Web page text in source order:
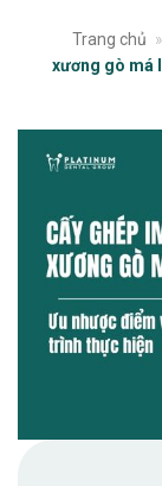
Trang chủ »
xương gò má